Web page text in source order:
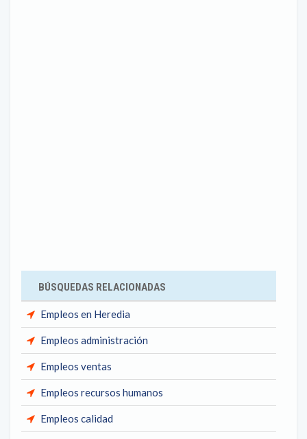
BÚSQUEDAS RELACIONADAS
Empleos en Heredia
Empleos administración
Empleos ventas
Empleos recursos humanos
Empleos calidad